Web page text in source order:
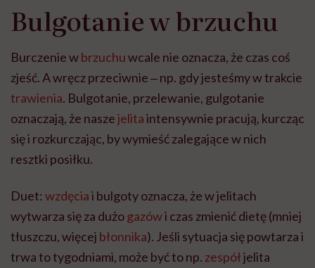
Bulgotanie w brzuchu
Burczenie wbrzuchuwcale nie oznacza, że czas coś
zjeść. A wręcz przeciwnie ‒ np. gdy jesteśmy w trakcie
trawienia. Bulgotanie, przelewanie, gulgotanie
oznaczają, że naszejelitaintensywnie pracują, kurcząc
się i rozkurczając, by wymieść zalegające w nich
resztki posiłku.
Duet: wzdęciai bulgoty oznacza, że w jelitach
wytwarza się za dużogazówi czas zmienić dietę (mniej
tłuszczu, więcej błonnika). Jeśli sytuacja się powtarza i
trwa to tygodniami, może być to np. zespółjelita